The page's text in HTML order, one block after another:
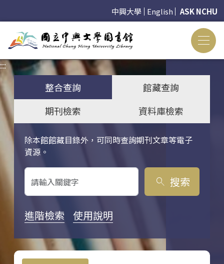
中興大學 English ASK NCHU
:::
整合查詢
館藏查詢
期刊檢索
資料庫檢索
除本館館藏目錄外，可同時查詢期刊文章等電子
資源。
關鍵字搜尋
search 搜索
進階檢索 使用說明